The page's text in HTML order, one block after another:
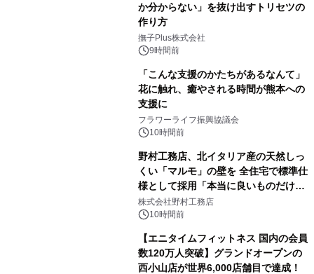
か分からない」を抜け出すトリセツの
作り方
撫子Plus株式会社
9時間前
「こんな支援のかたちがあるなんて」
花に触れ、癒やされる時間が熊本への
支援に
フラワーライフ振興協議会
10時間前
野村工務店、北イタリア産の天然しっ
くい「マルモ」の壁を 全住宅で標準仕
様として採用「本当に良いものだけに
こだわる」
株式会社野村工務店
10時間前
【エニタイムフィットネス 国内の会員
数120万人突破】グランドオープンの
西小山店が世界6,000店舗目で達成！